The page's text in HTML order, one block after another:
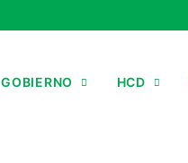
GOBIERNO HCD